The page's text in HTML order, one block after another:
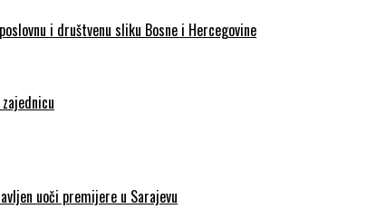
i društvenu sliku Bosne i Hercegovine
uoči premijere u Sarajevu